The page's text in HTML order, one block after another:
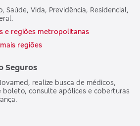
Saúde, Vida, Previdência, Residencial,
e regiões metropolitanas
regiões
Seguros
realize busca de médicos,
boleto, consulte apólices e coberturas